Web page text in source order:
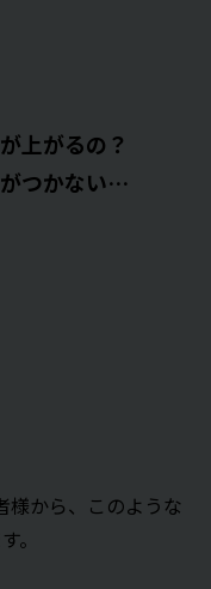
上がるの？
つかない…
様から、このような
。